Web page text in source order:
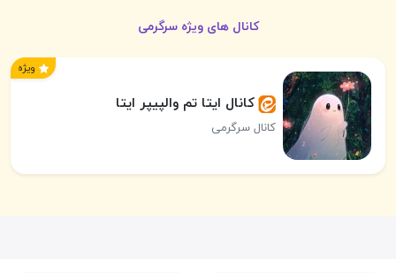
کانال های ویژه سرگرمی
ویژه
کانال ایتا تم‌ والپیپر ایتا
کانال سرگرمی